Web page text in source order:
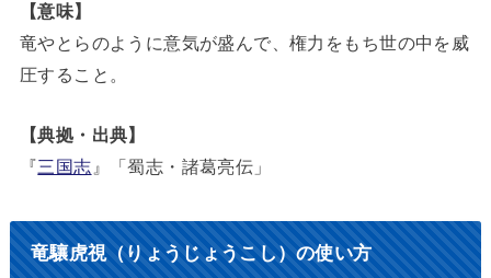
【意味】
竜やとらのように意気が盛んで、権力をもち世の中を威
圧すること。
【典拠・出典】
『三国志 』「蜀志・諸葛亮伝」
竜驤虎視（りょうじょうこし）の使い方